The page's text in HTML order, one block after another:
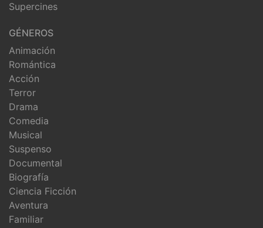
Supercines
GÉNEROS
Animación
Romántica
Acción
Terror
Drama
Comedia
Musical
Suspenso
Documental
Biografía
Ciencia Ficción
Aventura
Familiar